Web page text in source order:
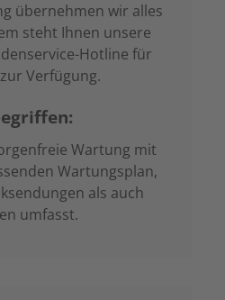
übernehmen wir alles
steht Ihnen unsere
Hotline für
Verfügung.
Wartung mit
Wartungsplan,
als auch
umfasst.